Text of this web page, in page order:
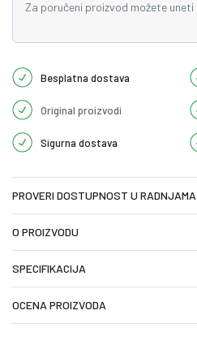
Besplatna dostava
Original proizvodi
Sigurna dostava
PROVERI DOSTUPNOST U RADNJAMA
O PROIZVODU
SPECIFIKACIJA
OCENA PROIZVODA